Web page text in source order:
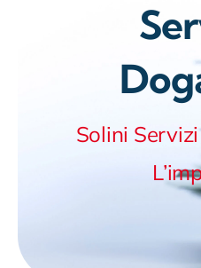
Solini